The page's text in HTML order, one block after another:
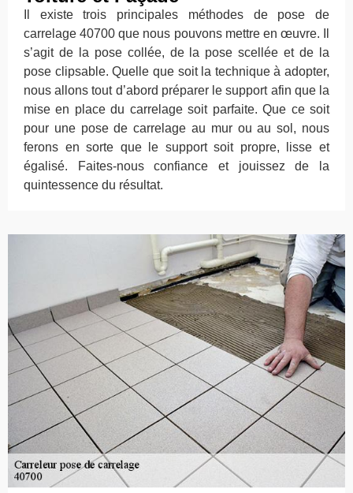
Il existe trois principales méthodes de pose de
carrelage 40700 que nous pouvons mettre en œuvre. Il
s’agit de la pose collée, de la pose scellée et de la
pose clipsable. Quelle que soit la technique à adopter,
nous allons tout d’abord préparer le support afin que la
mise en place du carrelage soit parfaite. Que ce soit
pour une pose de carrelage au mur ou au sol, nous
ferons en sorte que le support soit propre, lisse et
égalisé. Faites-nous confiance et jouissez de la
quintessence du résultat.